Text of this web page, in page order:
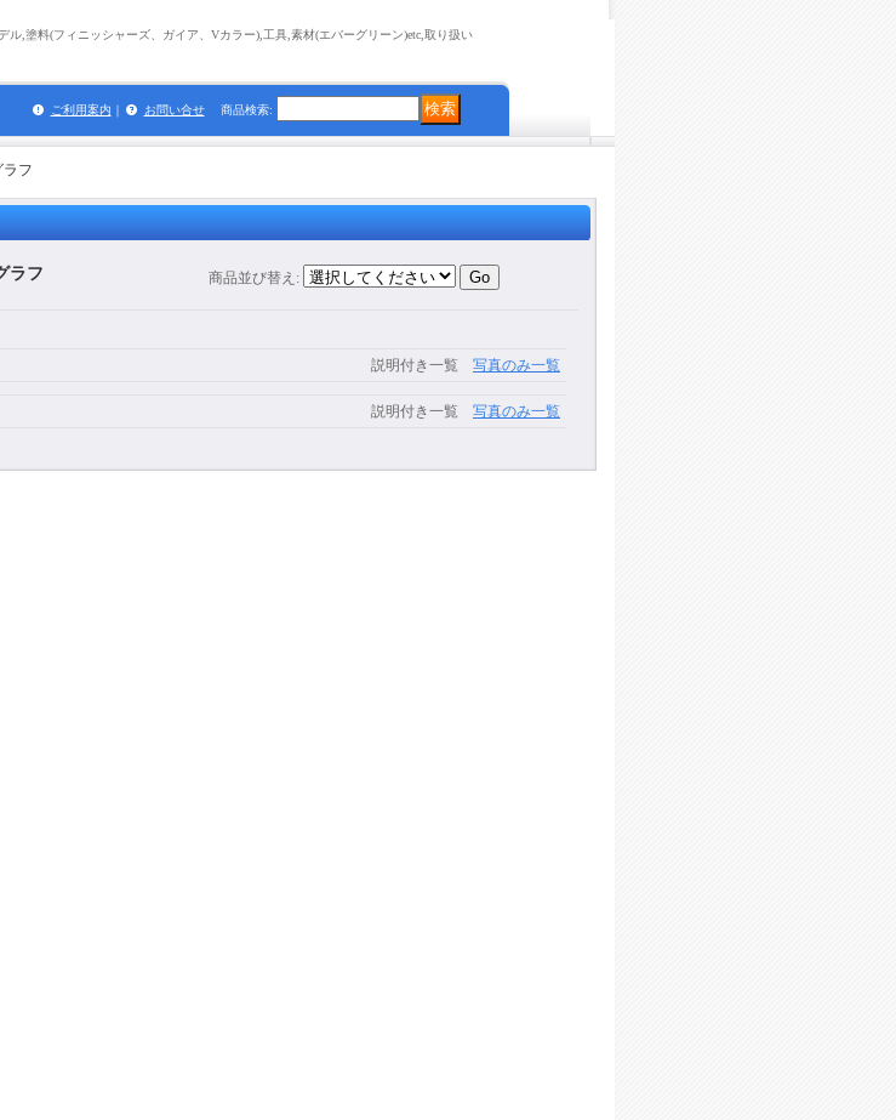
,塗料(フィニッシャーズ、ガイア、Vカラー),工具,素材(エバーグリーン)etc,取り扱い
ご利用案内 ｜ お問い合せ 商品検索:
ラフ
ラフ 商品並び替え :
説明付き一覧 写真のみ一覧
説明付き一覧 写真のみ一覧